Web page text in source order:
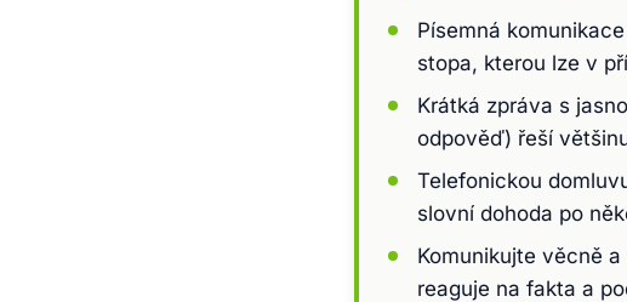
Písemná
stopa, kterou lze v
Krátká zpráva s
odpověď) řeší
Telefonickou
slovní dohoda po
Komunikujte věcně
reaguje na fakta a